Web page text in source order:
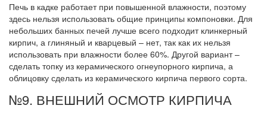
Печь в кадке работает при повышенной влажности, поэтому
здесь нельзя использовать общие принципы компоновки. Для
небольших банных печей лучше всего подходит клинкерный
кирпич, а глиняный и кварцевый – нет, так как их нельзя
использовать при влажности более 60%. Другой вариант –
сделать топку из керамического огнеупорного кирпича, а
облицовку сделать из керамического кирпича первого сорта.
№9. ВНЕШНИЙ ОСМОТР КИРПИЧА